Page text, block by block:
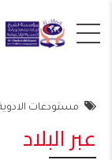
مستودعات
عبر البلاد